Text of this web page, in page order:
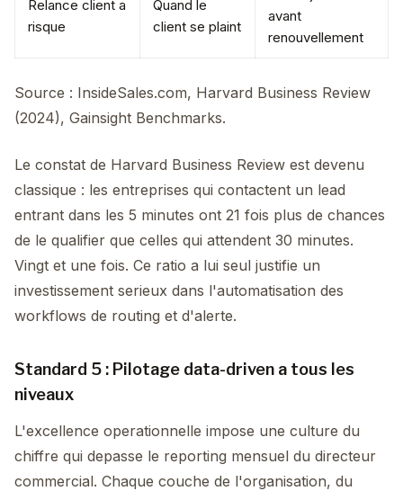
Relance client a
risque
Quand le
client se plaint
avant
renouvellement
Source : InsideSales.com, Harvard Business Review
(2024), Gainsight Benchmarks.
Le constat de Harvard Business Review est devenu
classique : les entreprises qui contactent un lead
entrant dans les 5 minutes ont 21 fois plus de chances
de le qualifier que celles qui attendent 30 minutes.
Vingt et une fois. Ce ratio a lui seul justifie un
investissement serieux dans l'automatisation des
workflows de routing et d'alerte.
Standard 5 : Pilotage data-driven a tous les
niveaux
L'excellence operationnelle impose une culture du
chiffre qui depasse le reporting mensuel du directeur
commercial. Chaque couche de l'organisation, du